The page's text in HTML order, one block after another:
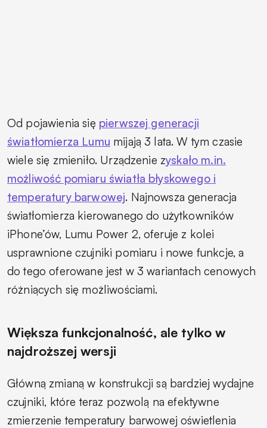
Od pojawienia się pierwszej generacji
światłomierza Lumu mijają 3 lata. W tym czasie
wiele się zmieniło. Urządzenie zyskało m.in.
możliwość pomiaru światła błyskowego i
temperatury barwowej. Najnowsza generacja
światłomierza kierowanego do użytkowników
iPhone’ów, Lumu Power 2, oferuje z kolei
usprawnione czujniki pomiaru i nowe funkcje, a
do tego oferowane jest w 3 wariantach cenowych
różniących się możliwościami.
Większa funkcjonalność, ale tylko w
najdroższej wersji
Główną zmianą w konstrukcji są bardziej wydajne
czujniki, które teraz pozwolą na efektywne
zmierzenie temperatury barwowej oświetlenia